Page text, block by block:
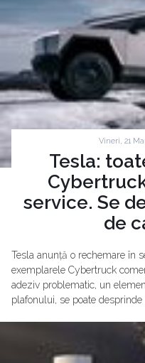
Vineri, 21
Tesla:
service. Se
de
Tesla anunță o rechemare în
exemplarele Cybertruck
adeziv problematic, un
plafonului, se poate